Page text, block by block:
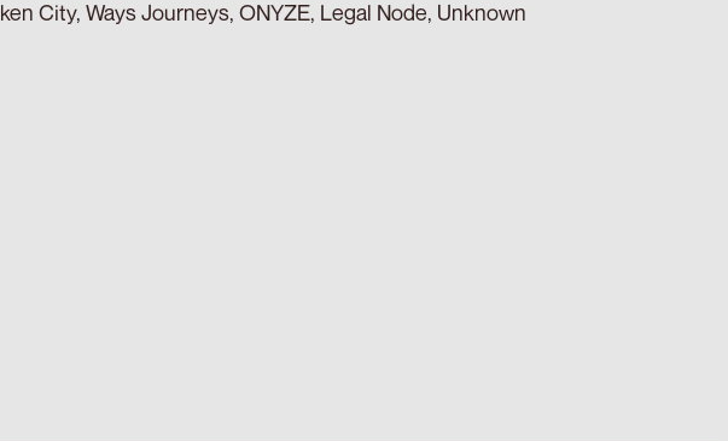
City, Ways Journeys, ONYZE, Legal Node, Unknown